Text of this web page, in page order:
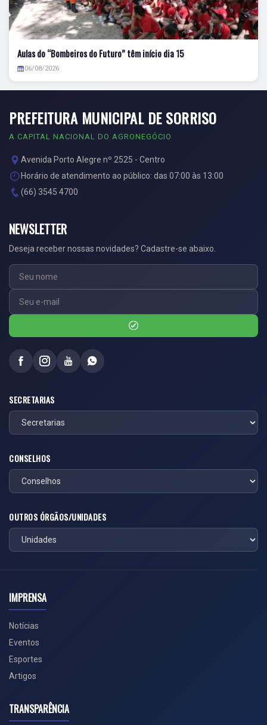
Aulas do “Bombeiros do Futuro” têm início dia 15
06/08/2026
PREFEITURA MUNICIPAL DE SORRISO
A CAPITAL NACIONAL DO AGRONEGÓCIO
Avenida Porto Alegre nº 2525 - Centro
Horário de atendimento ao público: das 07:00 às 13:00
(66) 3545 4700
NEWSLETTER
Deseja receber nossas novidades? Cadastre-se abaixo.
SECRETARIAS
CONSELHOS
OUTROS ÓRGÃOS/UNIDADES
IMPRENSA
Notícias
Eventos
Esportes
Artigos
TRANSPARÊNCIA